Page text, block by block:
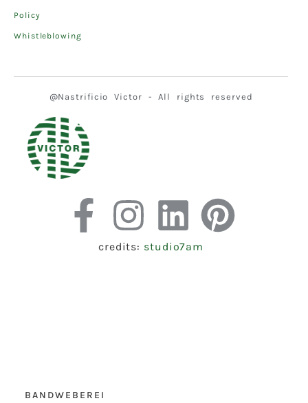
Policy
Whistleblowing
@Nastrificio Victor - All rights reserved
credits: studio7am
BANDWEBEREI